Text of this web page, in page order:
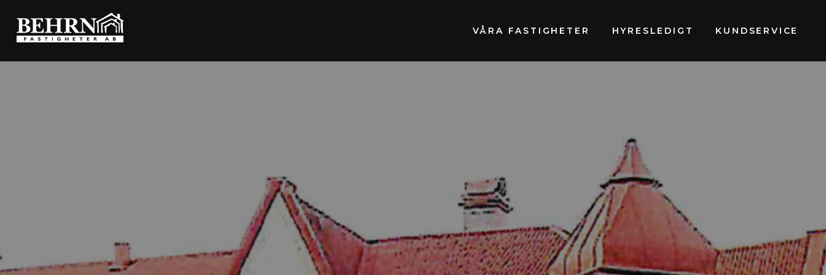
VÅRA FASTIGHETER HYRESLEDIGT KUNDSERVICE